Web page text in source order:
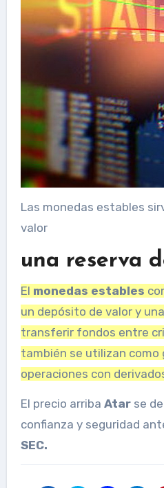
Las monedas estables
valor
una reserva
El monedas estables
un depósito de valor y
transferir fondos entre
también se utilizan como
operaciones con
El precio arriba Atarse
confianza y seguridad
SEC.